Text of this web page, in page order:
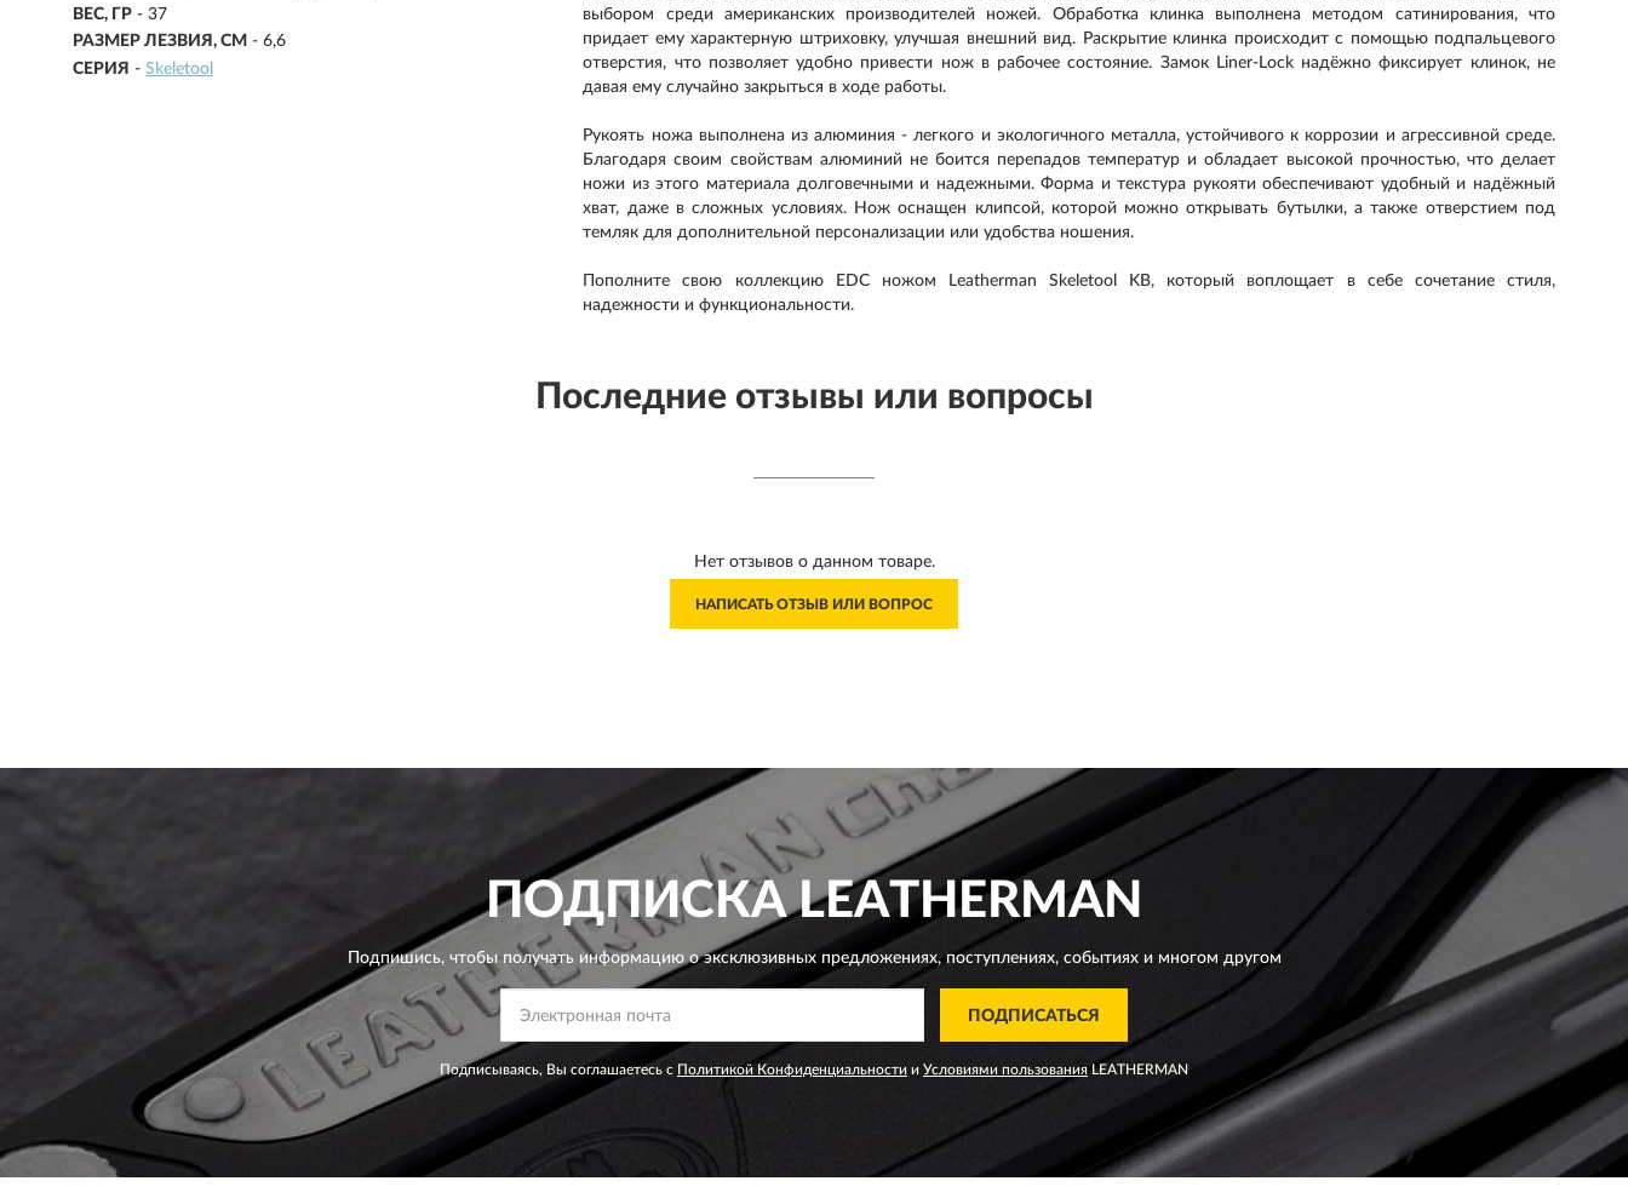
ВЕС, ГР - 37
РАЗМЕР ЛЕЗВИЯ, СМ - 6,6
СЕРИЯ - Skeletool
выбором среди американских производителей ножей. Обработка клинка выполнена методом сатинирования, что
придает ему характерную штриховку, улучшая внешний вид. Раскрытие клинка происходит с помощью подпальцевого
отверстия, что позволяет удобно привести нож в рабочее состояние. Замок Liner-Lock надёжно фиксирует клинок, не
давая ему случайно закрыться в ходе работы.
Рукоять ножа выполнена из алюминия - легкого и экологичного металла, устойчивого к коррозии и агрессивной среде.
Благодаря своим свойствам алюминий не боится перепадов температур и обладает высокой прочностью, что делает
ножи из этого материала долговечными и надежными. Форма и текстура рукояти обеспечивают удобный и надёжный
хват, даже в сложных условиях. Нож оснащен клипсой, которой можно открывать бутылки, а также отверстием под
темляк для дополнительной персонализации или удобства ношения.
Пополните свою коллекцию EDC ножом Leatherman Skeletool KB, который воплощает в себе сочетание стиля,
надежности и функциональности.
Последние отзывы или вопросы
Нет отзывов о данном товаре.
НАПИСАТЬ ОТЗЫВ ИЛИ ВОПРОС
ПОДПИСКАLEATHERMAN
Подпишись, чтобы получать информацию о эксклюзивных предложениях,поступлениях, событиях и многом другом
ПОДПИСАТЬСЯ
Подписываясь, Вы соглашаетесь с Политикой Конфиденциальности и Условиями пользованияLEATHERMAN